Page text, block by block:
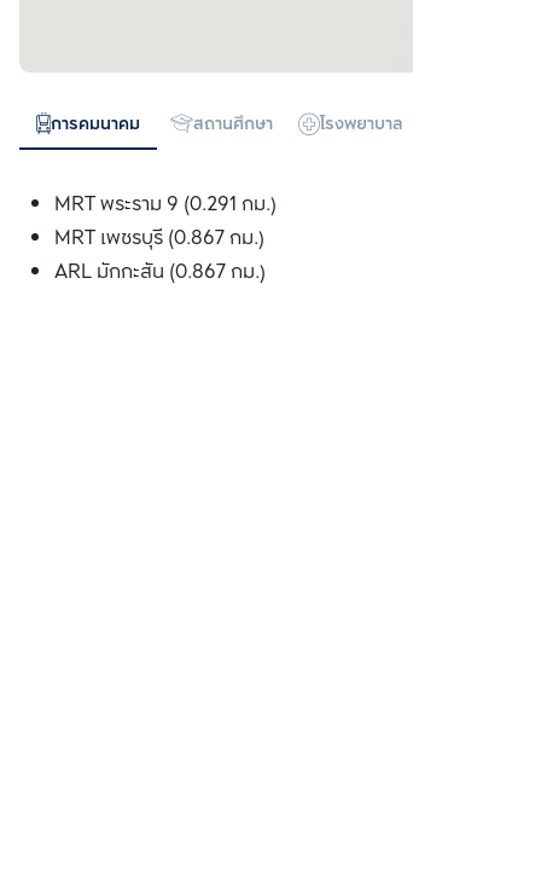
การคมนาคม สถานศึกษา โรงพยาบาล
MRT พระราม 9 (0.291 กม.)
MRT เพชรบุรี (0.867 กม.)
ARL มักกะสัน (0.867 กม.)